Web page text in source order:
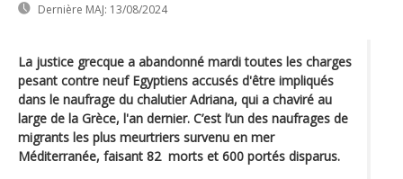
Dernière MAJ: 13/08/2024
La justice grecque a abandonné mardi toutes les charges
pesant contre neuf Egyptiens accusés d'être impliqués
dans le naufrage du chalutier Adriana, qui a chaviré au
large de la Grèce, l'an dernier. C’est l’un des naufrages de
migrants les plus meurtriers survenu en mer
Méditerranée, faisant 82 morts et 600 portés disparus.